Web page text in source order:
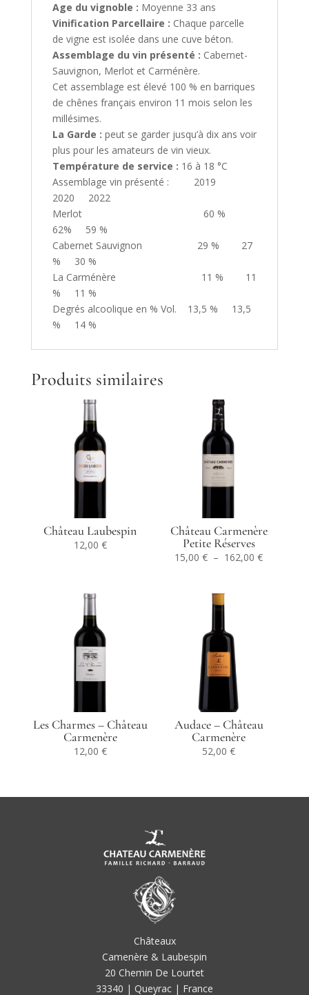
Age du vignoble : Moyenne 33 ans
Vinification Parcellaire : Chaque parcelle
de vigne est isolée dans une cuve béton.
Assemblage du vin présenté : Cabernet-
Sauvignon, Merlot et Carménère.
Cet assemblage est élevé 100 % en barriques
de chênes français environ 11 mois selon les
millésimes.
La Garde : peut se garder jusqu’à dix ans voir
plus pour les amateurs de vin vieux.
Température de service : 16 à 18 °C
Assemblage vin présenté : 2019
2020 2022
Merlot 60 %
62% 59 %
Cabernet Sauvignon 29 % 27
% 30 %
La Carménère 11 % 11
% 11 %
Degrés alcoolique en % Vol. 13,5 % 13,5
% 14 %
Produits similaires
Château Laubespin
12,00 €
Château Carmenère
Petite Réserves
15,00€ – 162,00€Plage
Les Charmes – Château
Carmenère
12,00 €
Audace – Château
Carmenère
52,00€
Châteaux
Camenère & Laubespin
20 Chemin De Lourtet
33340 | Queyrac | France